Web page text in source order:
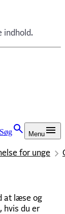
indhold.
Søg Menu
for unge
at læse og
hvis du er